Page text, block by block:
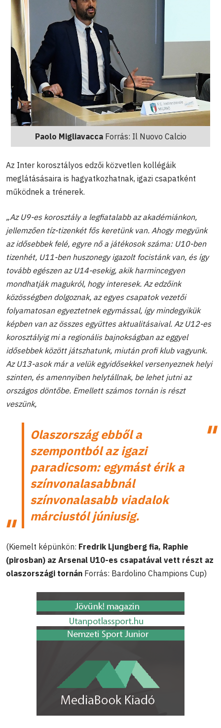
Paolo Migliavacca Forrás: Il Nuovo Calcio
Az Inter korosztályos edzői közvetlen kollégáik
meglátásásaira is hagyatkozhatnak, igazi csapatként
működnek a trénerek.
„Az U9-es korosztály a legfiatalabb az akadémiánkon,
jellemzően tíz-tizenkét fős keretünk van. Ahogy megyünk
az idősebbek felé, egyre nő a játékosok száma: U10-ben
tizenhét, U11-ben huszonegy igazolt focistánk van, és így
tovább egészen az U14-esekig, akik harmincegyen
mondhatják magukról, hogy interesek. Az edzőink
közösségben dolgoznak, az egyes csapatok vezetői
folyamatosan egyeztetnek egymással, így mindegyikük
képben van az összes együttes aktualitásaival. Az U12-es
korosztályig mi a regionális bajnokságban az eggyel
idősebbek között játszhatunk, miután profi klub vagyunk.
Az U13-asok már a velük egyidősekkel versenyeznek helyi
szinten, és amennyiben helytállnak, be lehet jutni az
országos döntőbe. Emellett számos tornán is részt
veszünk,
Olaszország ebből a
szempontból az igazi
paradicsom: egymást érik a
színvonalasabbnál
színvonalasabb viadalok
márciustól júniusig.
(Kiemelt képünkön: Fredrik Ljungberg fia, Raphie
(pirosban) az Arsenal U10-es csapatával vett részt az
olaszországi tornán Forrás: Bardolino Champions Cup)